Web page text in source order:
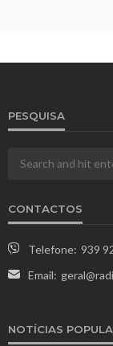
PESQUISA
CONTACTOS
Telefone: 939
Email:
NOTÍCIAS